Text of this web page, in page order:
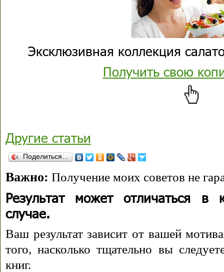
Эксклюзивная коллекция
Получить свою
Другие статьи
Поделиться…
Важно: Получение моих советов не
Результат может отличаться в
случае.
Ваш результат зависит от вашей
того, насколько тщательно вы
книг.